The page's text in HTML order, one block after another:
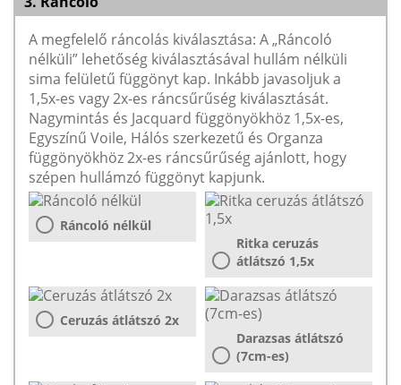
A megfelelő ráncolás kiválasztása: A „Ráncoló
nélküli” lehetőség kiválasztásával hullám nélküli
sima felületű függönyt kap. Inkább javasoljuk a
1,5x-es vagy 2x-es ráncsűrűség kiválasztását.
Nagymintás és Jacquard függönyökhöz 1,5x-es,
Egyszínű Voile, Hálós szerkezetű és Organza
függönyökhöz 2x-es ráncsűrűség ajánlott, hogy
szépen hullámzó függönyt kapjunk.
Ráncoló nélkül
Ritka ceruzás
átlátszó 1,5x
Ceruzás átlátszó 2x
Darazsas átlátszó
(7cm-es)